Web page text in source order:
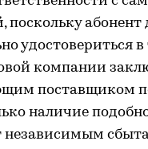
поскольку
удостовериться
компании
поставщиком
наличие
независимым